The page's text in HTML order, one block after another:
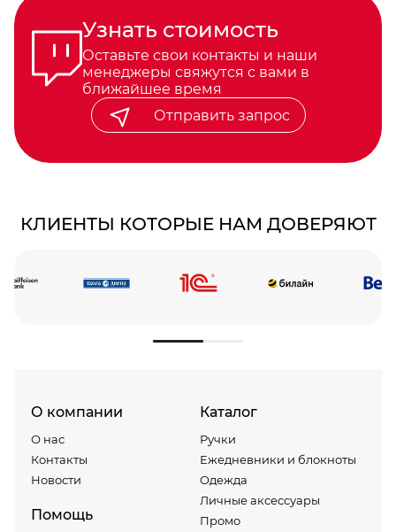
Узнать стоимость
Оставьте свои контакты и наши
менеджеры свяжутся с вами в
ближайшее время
Отправить запрос
КЛИЕНТЫ КОТОРЫЕ НАМ ДОВЕРЯЮТ
О компании
О нас
Контакты
Новости
Помощь
Каталог
Ручки
Ежедневники и блокноты
Одежда
Личные аксессуары
Промо